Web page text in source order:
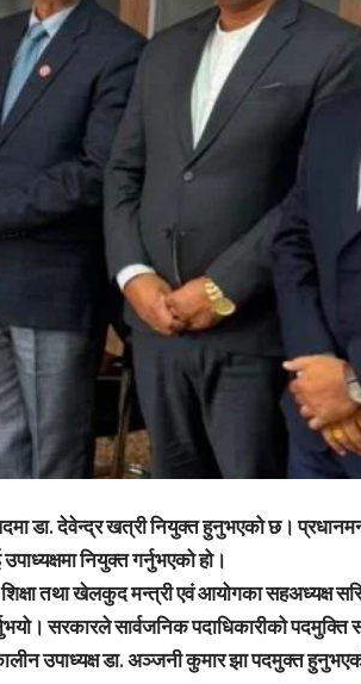
डा. देवेन्द्र खत्री नियुक्त हुनुभएको छ।
नियुक्त गर्नुभएको हो।
तथा खेलकुद मन्त्री एवं आयोगका सहअध्यक्ष
सरकारले सार्वजनिक पदाधिकारीको पदमुक्ति
उपाध्यक्ष डा. अञ्जनी कुमार झा पदमुक्त